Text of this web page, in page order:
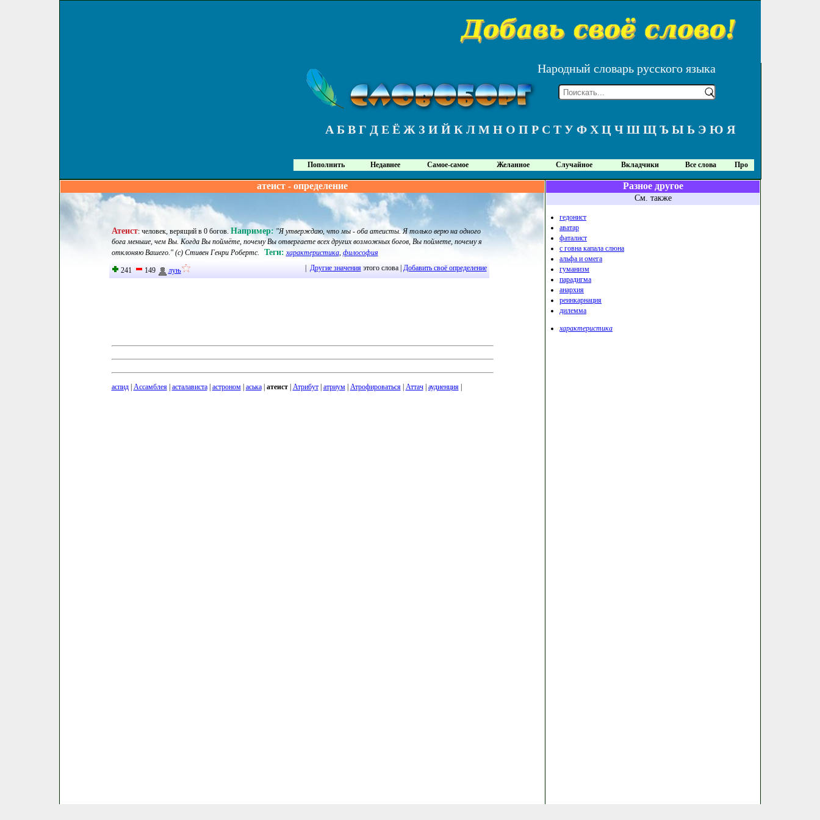
Народный словарь русского языка
А Б В Г Д Е Ё Ж З И Й К Л М Н О П Р С Т У Ф Х Ц Ч Ш Щ Ъ Ы Ь Э Ю Я
Пополнить Недавнее Самое-самое Желанное Случайное Вкладчики Все слова Про
атеист - определение
Атеист: человек, верящий в 0 богов. Например: "Я утверждаю, что мы - оба атеисты. Я только верю на одного
бога меньше, чем Вы. Когда Вы поймёте, почему Вы отвергаете всех других возможных богов, Вы поймете, почему я
отклоняю Вашего." (с) Стивен Генри Робертс.
Теги: характеристика, философия
241 149 луњ Другие значенияэтого слова | Добавить своё определение
аспид| Ассамблея| асталависта| астроном| аська| атеист| Атрибут| атриум| Атрофироваться| Аттач| аудиенция|
Разное другое
См. также
гедонист
аватар
фаталист
с говна капала слюна
альфа и омега
гуманизм
парадигма
анархия
реинкарнация
дилемма
характеристика